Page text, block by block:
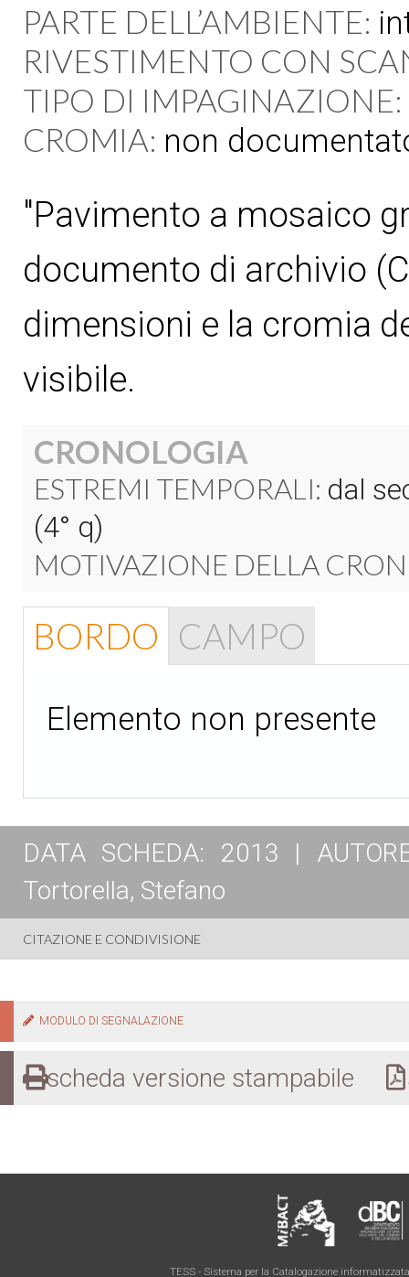
PARTE DELL’AMBIENTE:
RIVESTIMENTO CON
TIPO DI IMPAGINAZIONE:
CROMIA: non
"Pavimento a mosaico
documento di archivio
dimensioni e la cromia
visibile.
CRONOLOGIA
ESTREMI TEMPORALI: dal
(4° q)
MOTIVAZIONE DELLA
BORDO CAMPO
Elemento non presente
DATA SCHEDA: 2013 |
Tortorella, Stefano
CITAZIONE E CONDIVISIONE
MODULO DI SEGNALAZIONE
scheda versione stampabile
TESS - Sistema per la Catalogazione